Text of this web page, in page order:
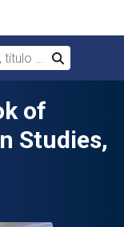
o autor
Buscar
of
Studies,